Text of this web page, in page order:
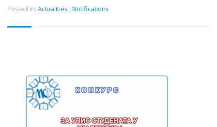
Posted in: Actualities ,Notifications